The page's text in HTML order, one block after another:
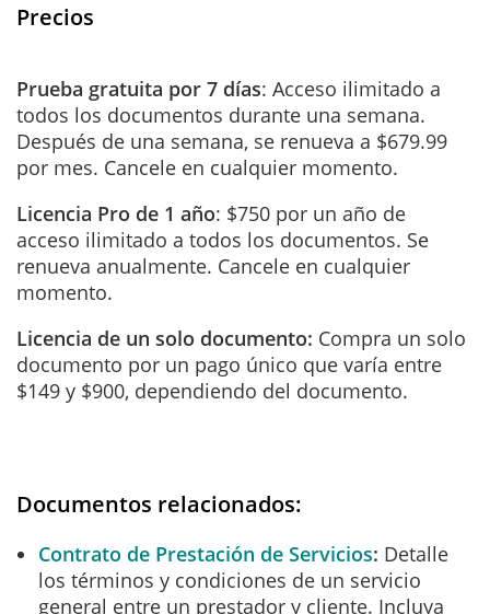
Precios
Prueba gratuita por 7 días: Acceso ilimitado a
todos los documentos durante una semana.
Después de una semana, se renueva a $679.99
por mes. Cancele en cualquier momento.
Licencia Pro de 1 año: $750 por un año de
acceso ilimitado a todos los documentos. Se
renueva anualmente. Cancele en cualquier
momento.
Licencia de un solo documento: Compra un solo
documento por un pago único que varía entre
$149 y $900, dependiendo del documento.
Documentos relacionados:
Contrato de Prestación de Servicios Detalle
los términos y condiciones de un servicio
general entre un prestador y cliente. Incluya